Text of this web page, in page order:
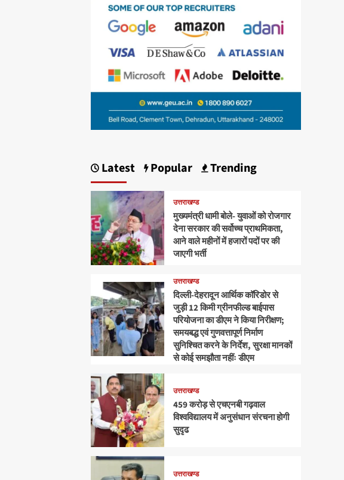
Latest Popular Trending
उत्तराखण्ड
मुख्यमंत्री धामी बोले- युवाओं को रोजगार
देना सरकार की सर्वोच्च प्राथमिकता,
आने वाले महीनों में हजारों पदों पर की
जाएगी भर्ती
उत्तराखण्ड
दिल्ली-देहरादून आर्थिक कॉरिडोर से
जुड़ी 12 किमी ग्रीनफील्ड बाईपास
परियोजना का डीएम ने किया निरीक्षण;
समयबद्ध एवं गुणवत्तापूर्ण निर्माण
सुनिश्चित करने के निर्देश, सुरक्षा मानकों
से कोई समझौता नहींः डीएम
उत्तराखण्ड
459 करोड़ से एचएनबी गढ़वाल
विश्वविद्यालय में अनुसंधान संरचना होगी
सुदृढ
उत्तराखण्ड